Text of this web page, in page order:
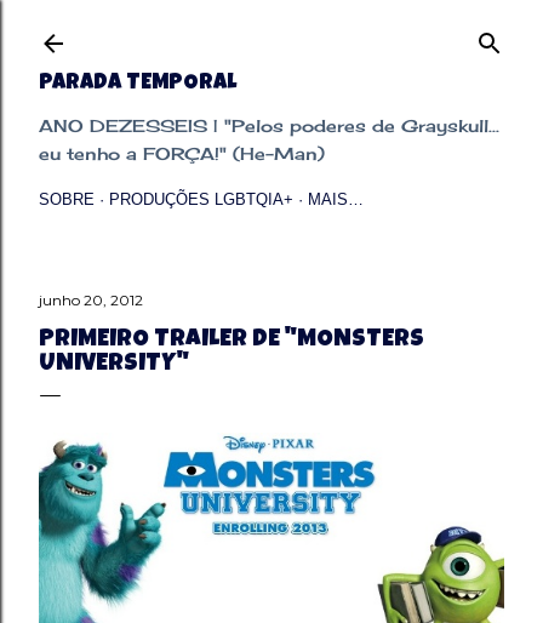
PARADA TEMPORAL
ANO DEZESSEIS | "Pelos poderes de Grayskull...
eu tenho a FORÇA!" (He-Man)
SOBRE PRODUÇÕES LGBTQIA+ MAIS…
junho 20, 2012
PRIMEIRO TRAILER DE "MONSTERS
UNIVERSITY"